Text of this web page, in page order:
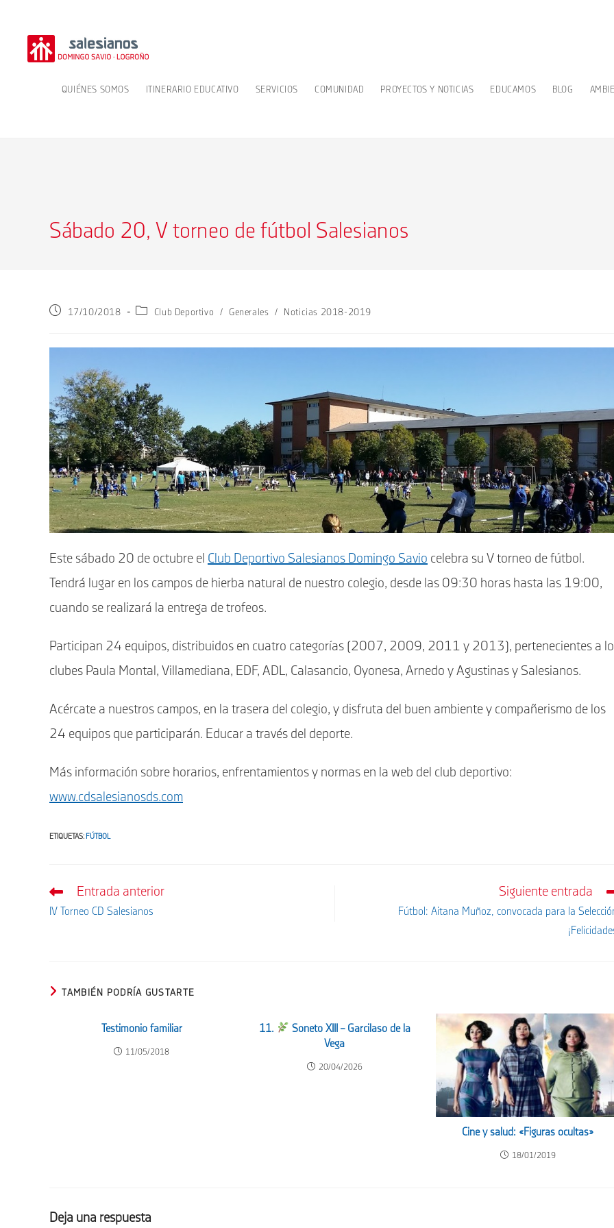
contenido
QUIÉNES SOMOS ITINERARIO EDUCATIVO SERVICIOS COMUNIDAD PROYECTOS Y NOTICIAS EDUCAMOS BLOG
Sábado 20, V torneo de fútbol Salesianos
Publicación
entrada:
17/10/2018
Categoría
entrada:
Club Deportivo / Generales / Noticias 2018-2019
Este sábado 20 de octubre el Club Deportivo Salesianos Domingo Savio celebra su V torneo de fútbol.
Tendrá lugar en los campos de hierba natural de nuestro colegio, desde las 09:30 horas hasta las 19:00,
cuando se realizará la entrega de trofeos.
Participan 24 equipos, distribuidos en cuatro categorías (2007, 2009, 2011 y 2013), pertenecientes a
clubes Paula Montal, Villamediana, EDF, ADL, Calasancio, Oyonesa, Arnedo y Agustinas y Salesianos.
Acércate a nuestros campos, en la trasera del colegio, y disfruta del buen ambiente y compañerismo de los
24 equipos que participarán. Educar a través del deporte.
Más información sobre horarios, enfrentamientos y normas en la web del club deportivo:
www.cdsalesianosds.com
ETIQUETAS: FÚTBOL
Leer
artículos
Entrada anterior
IV Torneo CD Salesianos
Siguiente entrada
Fútbol: Aitana Muñoz, convocada para la
TAMBIÉN PODRÍA GUSTARTE
Testimonio familiar
11/05/2018
11.
Soneto XIII – Garcilaso de la
Vega
20/04/2026
Cine y salud: «Figuras ocultas»
18/01/2019
Deja una respuesta